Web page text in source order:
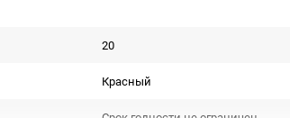
20
Красный